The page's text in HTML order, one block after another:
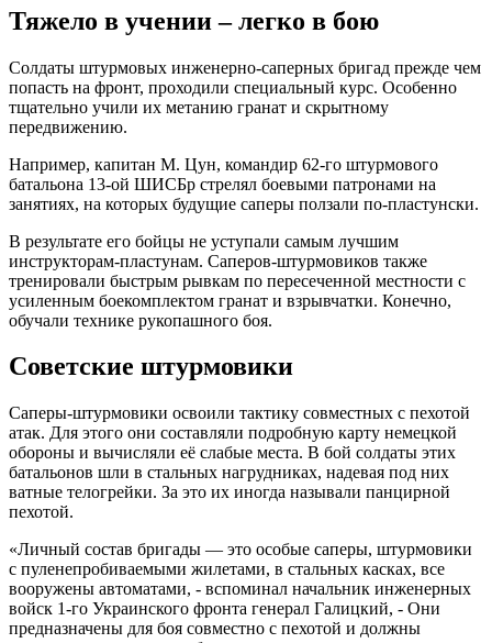
Тяжело в учении – легко в бою
Солдаты штурмовых инженерно-саперных бригад прежде чем
попасть на фронт, проходили специальный курс. Особенно
тщательно учили их метанию гранат и скрытному
передвижению.
Например, капитан М. Цун, командир 62-го штурмового
батальона 13-ой ШИСБр стрелял боевыми патронами на
занятиях, на которых будущие саперы ползали по-пластунски.
В результате его бойцы не уступали самым лучшим
инструкторам-пластунам. Саперов-штурмовиков также
тренировали быстрым рывкам по пересеченной местности с
усиленным боекомплектом гранат и взрывчатки. Конечно,
обучали технике рукопашного боя.
Советские штурмовики
Саперы-штурмовики освоили тактику совместных с пехотой
атак. Для этого они составляли подробную карту немецкой
обороны и вычисляли её слабые места. В бой солдаты этих
батальонов шли в стальных нагрудниках, надевая под них
ватные телогрейки. За это их иногда называли панцирной
пехотой.
«Личный состав бригады — это особые саперы, штурмовики
с пуленепробиваемыми жилетами, в стальных касках, все
вооружены автоматами, - вспоминал начальник инженерных
войск 1-го Украинского фронта генерал Галицкий, - Они
предназначены для боя совместно с пехотой и должны